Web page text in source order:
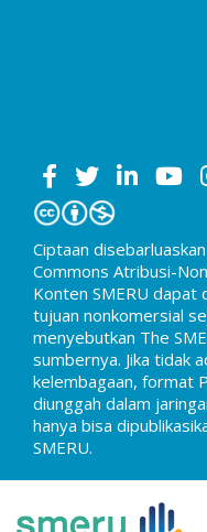
Ciptaan
Commons Atribusi-
Konten SMERU dapat
tujuan nonkomersial
menyebutkan The
sumbernya. Jika tidak
kelembagaan, format
diunggah dalam
hanya bisa
SMERU.